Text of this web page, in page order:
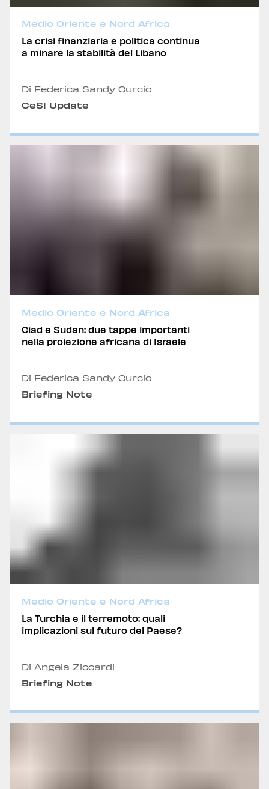
Medio Oriente e Nord Africa
La crisi finanziaria e politica continua
a minare la stabilità del Libano
Di Federica Sandy Curcio
CeSI Update
Medio Oriente e Nord Africa
Ciad e Sudan: due tappe importanti
nella proiezione africana di Israele
Di Federica Sandy Curcio
Briefing Note
Medio Oriente e Nord Africa
La Turchia e il terremoto: quali
implicazioni sul futuro del Paese?
Di Angela Ziccardi
Briefing Note